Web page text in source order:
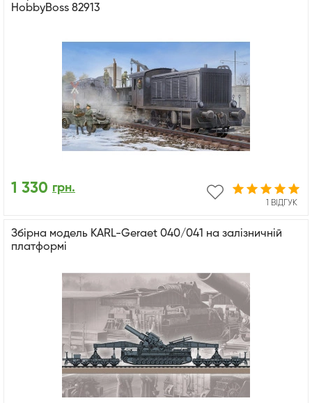
HobbyBoss 82913
1 ВІДГУК
1 330 грн.
Збірна модель KARL-Geraet 040/041 на залізничній
платформі